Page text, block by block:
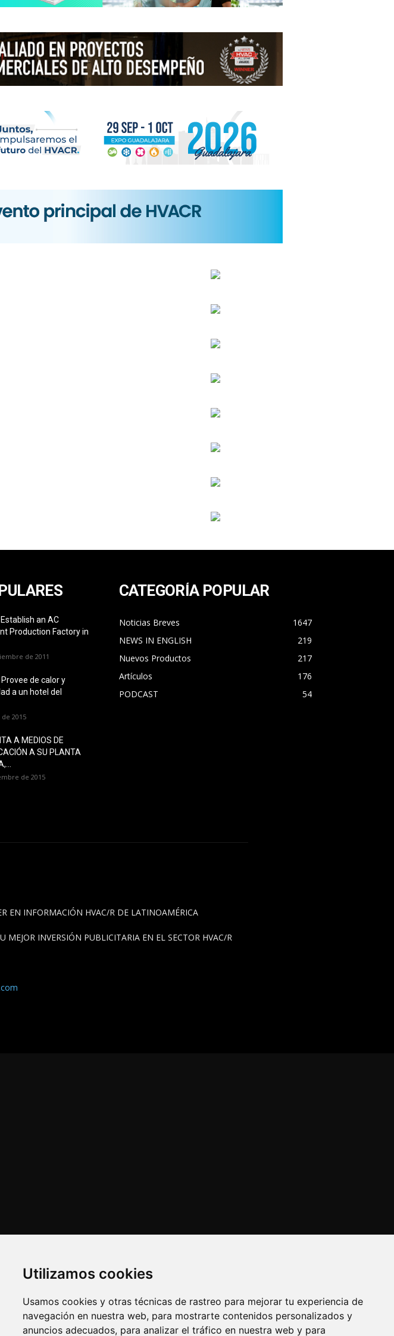
Utilizamos cookies
Usamos cookies y otras técnicas de rastreo para mejorar tu experiencia de
navegación en nuestra web, para mostrarte contenidos personalizados y
anuncios adecuados, para analizar el tráfico en nuestra web y para
an AC
Production Factory in
de 2011
de calor y
a un hotel del
2015
A MEDIOS DE
A SU PLANTA
de 2015
CATEGORÍA POPULAR
Noticias Breves
1647
NEWS IN ENGLISH
219
Nuevos Productos
217
Artículos
176
PODCAST
54
EN INFORMACIÓN HVAC/R DE LATINOAMÉRICA
INVERSIÓN PUBLICITARIA EN EL SECTOR HVAC/R